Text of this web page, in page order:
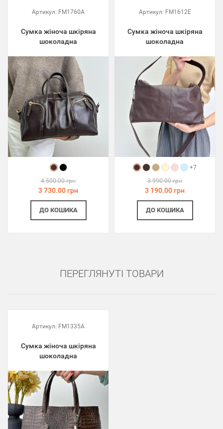
Артикул: FM1760A
Сумка жіноча шкіряна
шоколадна
4 500.00 грн
3 730.00 грн
ДО КОШИКА
Артикул: FM1612E
Сумка жіноча шкіряна
шоколадна
+7
3 990.00 грн
3 190.00 грн
ДО КОШИКА
ПЕРЕГЛЯНУТІ ТОВАРИ
Артикул: FM1335A
Сумка жіноча шкіряна
шоколадна